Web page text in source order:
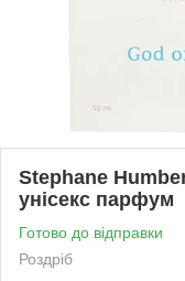
Stephane
унісекс парфум
Готово до відправки
Роздріб